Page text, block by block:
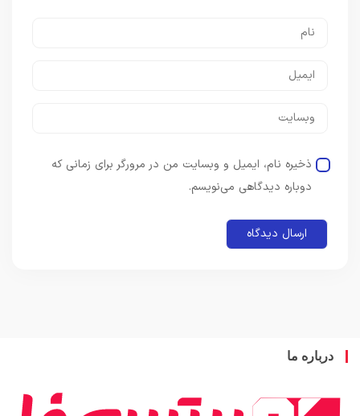
ذخیره نام، ایمیل و وبسایت من در مرورگر برای زمانی که
دوباره دیدگاهی می‌نویسم.
درباره ما